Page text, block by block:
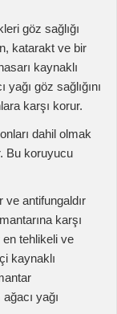
karşı
ve
yağı
için
atılımını
savaşır ve
olur ve
spreyi,
yer alır.